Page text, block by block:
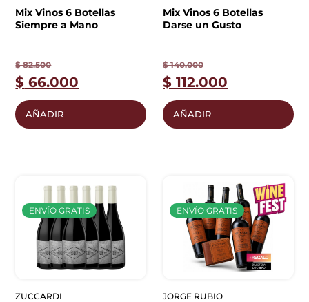
Mix Vinos 6 Botellas
Siempre a Mano
$82.500
$ 66.000
AÑADIR
Mix Vinos 6 Botellas
Darse un Gusto
$140.000
$ 112.000
AÑADIR
ENVÍO GRATIS
ZUCCARDI
ENVÍO GRATIS
JORGE RUBIO